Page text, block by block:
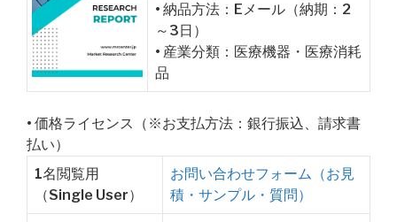
• 納品方法：Eメール（納期：2
～3日）
• 産業分類：医療機器・医療消耗
品
• 価格ライセンス（※お支払方法：銀行振込、請求書
払い）
1名閲覧用
（Single User）
お問い合わせフォーム（お見
積・サンプル・質問）